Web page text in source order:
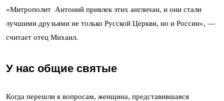
«Митрополит Антоний привлек этих англичан, и они стали
лучшими друзьями не только Русской Церкви, но и России», —
считает отец Михаил.
У нас общие святые
Когда перешли к вопросам, женщина, представившаяся